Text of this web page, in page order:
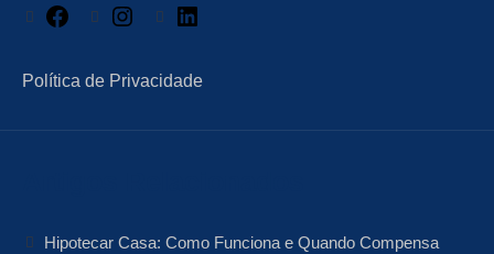
Facebook Instagram
Política de Privacidade
Hipotecar Casa: Como Funciona e Quando Compensa